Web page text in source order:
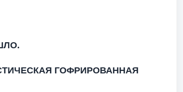
ГОФРИРОВАННАЯ